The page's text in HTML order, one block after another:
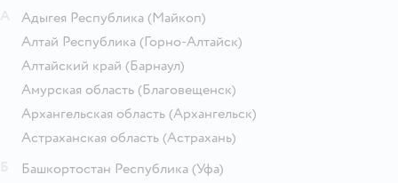
Адыгея Республика (Майкоп)
Алтай Республика (Горно-Алтайск)
Алтайский край (Барнаул)
Амурская область (Благовещенск)
Архангельская область (Архангельск)
Астраханская область (Астрахань)
Башкортостан Республика (Уфа)